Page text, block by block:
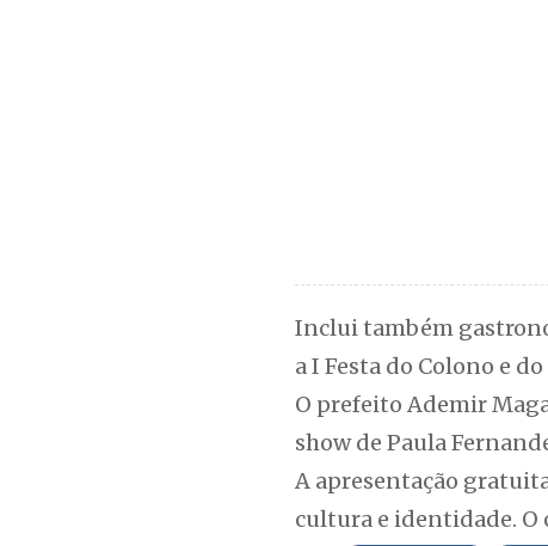
Inclui também
a I Festa do Colono e
O prefeito Ademir
show de Paula
A apresentação
cultura e identidade. O